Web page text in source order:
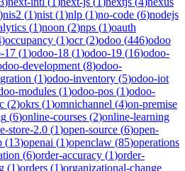
)nis2 (1)nist (1)nlp (1)no-code (6)nodejs
(1)noon (2)nps (1)oauth
)occupancy (1)ocr(2)odoo (446)odoo
17 (1)odoo-18 (1)odoo-19 (16)odoo-
development (8)odoo-
(1)odoo-inventory (5)odoo-iot
modules (1)odoo-pos (1)odoo-
(2)okrs (1)omnichannel (4)on-premise
(6)online-courses (2)online-learning
store-2.0 (1)open-source (6)open-
(13)openai (1)openclaw (85)operations
(6)order-accuracy (1)order-
(1)orders (1)organizational-change